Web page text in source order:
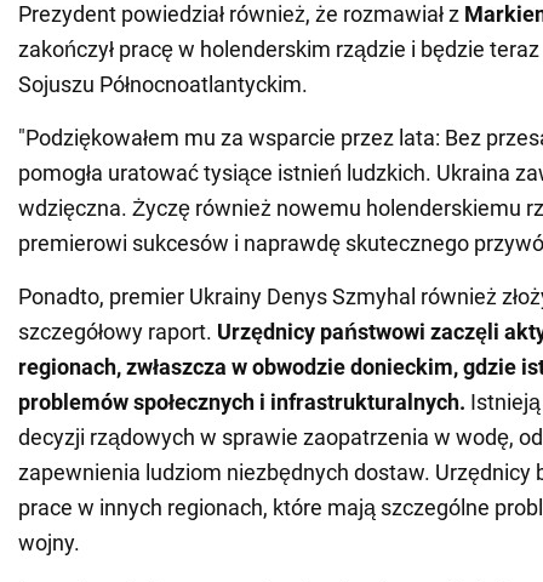
Prezydent powiedział również, że rozmawiał z
zakończył pracę w holenderskim rządzie i będzie teraz
Sojuszu Północnoatlantyckim.
"Podziękowałem mu za wsparcie przez lata: Bez
pomogła uratować tysiące istnień ludzkich. Ukraina
wdzięczna. Życzę również nowemu holenderskiemu
premierowi sukcesów i naprawdę skutecznego
Ponadto, premier Ukrainy Denys Szmyhal również
szczegółowy raport. Urzędnicy państwowi zaczęli
regionach, zwłaszcza w obwodzie donieckim, gdzie
problemów społecznych i infrastrukturalnych.
decyzji rządowych w sprawie zaopatrzenia w wodę,
zapewnienia ludziom niezbędnych dostaw. Urzędnicy
prace w innych regionach, które mają szczególne
wojny.